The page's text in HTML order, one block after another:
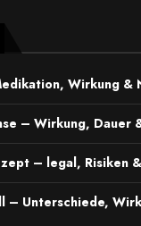
Wirkung &
– Wirkung, Dauer
– legal, Risiken
– Unterschiede,